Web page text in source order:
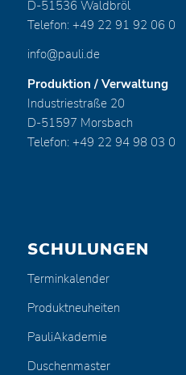
D-51536 Waldbröl
Telefon: +49 22 91 92 06 0
info@pauli.de
Produktion / Verwaltung
Industriestraße 20
D-51597 Morsbach
Telefon: +49 22 94 98 03 0
SCHULUNGEN
Terminkalender
Produktneuheiten
PauliAkademie
Duschenmaster